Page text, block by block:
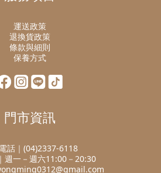
運送政策
退換貨政策
條款與細則
保養方式
門市資訊
話｜(04)2337-6118
週一－週六11:00－20:30